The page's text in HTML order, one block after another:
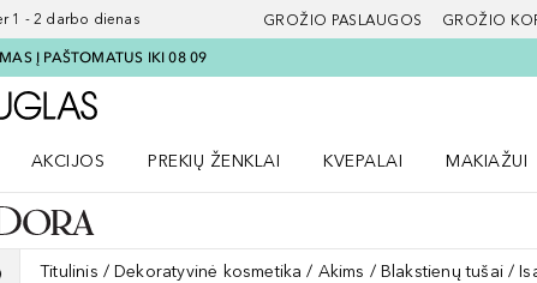
1 - 2 darbo dienas GROŽIO PASLAUGOS GROŽIO
Į PAŠTOMATUS IKI 08 09
Į Douglas pagrindinį puslapį
AKCIJOS
PREKIŲ ŽENKLAI
KVEPALAI
MAKIAŽUI
Titulinis Dekoratyvinė kosmetika Akims Blakstienų tušai